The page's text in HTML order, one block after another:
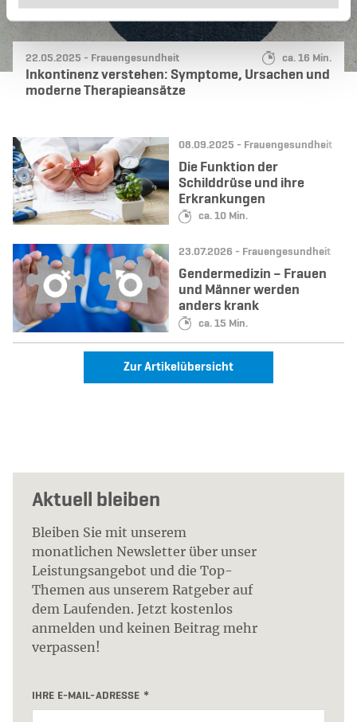
Datum:
22.05.2025 - Kategorie:
Frauengesundheit Lesedauer:
ca. 16 Min.
Inkontinenz verstehen: Symptome, Ursachen und
moderne Therapieansätze
Datum:
08.09.2025 - Kategorie:
Frauengesundheit
Lesedauer:
ca. 10 Min.
Die Funktion der
Schilddrüse und ihre
Erkrankungen
Datum:
23.07.2026 - Kategorie:
Frauengesundheit
Lesedauer:
ca. 15 Min.
Gendermedizin – Frauen
und Männer werden
anders krank
Zur Artikelübersicht
Aktuell bleiben
Bleiben Sie mit unserem
monatlichen Newsletter über unser
Leistungsangebot und die Top-
Themen aus unserem Ratgeber auf
dem Laufenden. Jetzt kostenlos
anmelden und keinen Beitrag mehr
verpassen!
IHRE E-MAIL-ADRESSE